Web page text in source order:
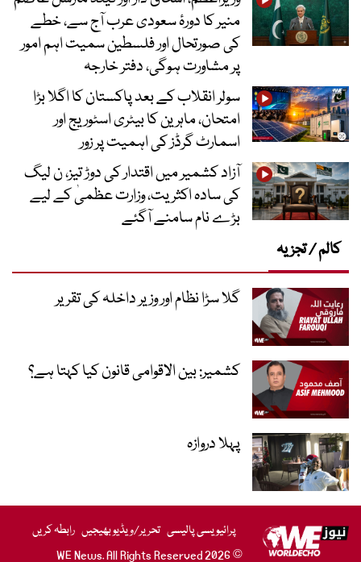
منیر کا دورۂ سعودی عرب آج سے، خطے
کی صورتحال اور فلسطین سمیت اہم امور
پر مشاورت ہوگی، دفتر خارجہ
سولر انقلاب کے بعد پاکستان کا اگلا بڑا
امتحان، ماہرین کا بیٹری اسٹوریج اور
اسمارٹ گرڈز کی اہمیت پر زور
آزاد کشمیر میں اقتدار کی دوڑ تیز، ن لیگ
کی سادہ اکثریت، وزارت عظمیٰ کے لیے
بڑے نام سامنے آگئے
کالم / تجزیہ
گلا سڑا نظام اور وزیر داخلہ کی تقریر
کشمیر: بین الاقوامی قانون کیا کہتا ہے؟
پہلا دروازہ
پرائیویسی پالیسی تحریر/ویڈیو بھیجیں رابطہ کریں
© 2026 WE News. All Rights Reserved